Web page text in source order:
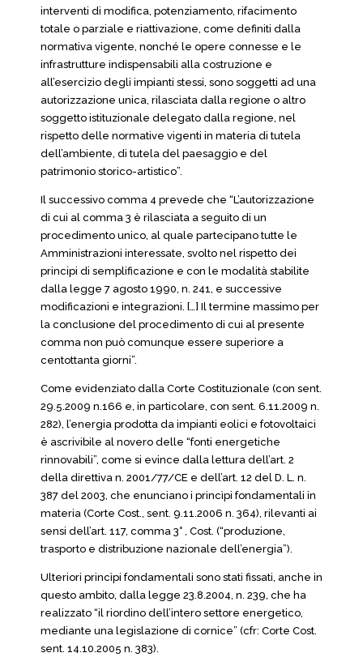
interventi di modifica, potenziamento, rifacimento
totale o parziale e riattivazione, come definiti dalla
normativa vigente, nonché le opere connesse e le
infrastrutture indispensabili alla costruzione e
all’esercizio degli impianti stessi, sono soggetti ad una
autorizzazione unica, rilasciata dalla regione o altro
soggetto istituzionale delegato dalla regione, nel
rispetto delle normative vigenti in materia di tutela
dell’ambiente, di tutela del paesaggio e del
patrimonio storico-artistico”.
Il successivo comma 4 prevede che “L’autorizzazione
di cui al comma 3 è rilasciata a seguito di un
procedimento unico, al quale partecipano tutte le
Amministrazioni interessate, svolto nel rispetto dei
principi di semplificazione e con le modalità stabilite
dalla legge 7 agosto 1990, n. 241, e successive
modificazioni e integrazioni. […] Il termine massimo per
la conclusione del procedimento di cui al presente
comma non può comunque essere superiore a
centottanta giorni”.
Come evidenziato dalla Corte Costituzionale (con sent.
29.5.2009 n.166 e, in particolare, con sent. 6.11.2009 n.
282), l’energia prodotta da impianti eolici e fotovoltaici
è ascrivibile al novero delle “fonti energetiche
rinnovabili”, come si evince dalla lettura dell’art. 2
della direttiva n. 2001/77/CE e dell’art. 12 del D. L. n.
387 del 2003, che enunciano i princìpi fondamentali in
materia (Corte Cost., sent. 9.11.2006 n. 364), rilevanti ai
sensi dell’art. 117, comma 3° , Cost. (“produzione,
trasporto e distribuzione nazionale dell’energia”).
Ulteriori princìpi fondamentali sono stati fissati, anche in
questo ambito, dalla legge 23.8.2004, n. 239, che ha
realizzato “il riordino dell’intero settore energetico,
mediante una legislazione di cornice” (cfr: Corte Cost.
sent. 14.10.2005 n. 383).